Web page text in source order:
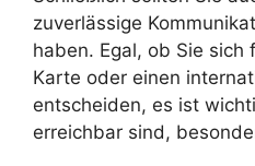
zuverlässige
haben. Egal, ob Sie sich
Karte oder einen
entscheiden, es ist
erreichbar sind,